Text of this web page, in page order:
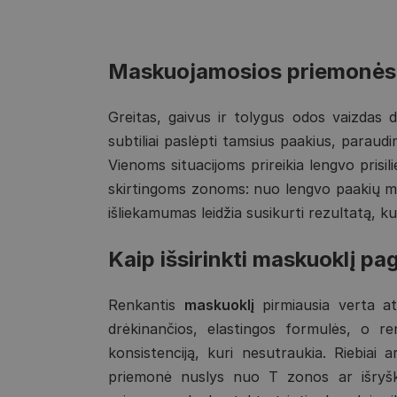
Maskuojamosios
Greitas, gaivus ir tolygus odos vaizdas
subtiliai paslėpti tamsius paakius,
Vienoms situacijoms prireikia lengvo
skirtingoms zonoms: nuo lengvo paakių
išliekamumas leidžia susikurti rezultatą,
Kaip išsirinkti maskuoklį
Renkantis maskuoklį pirmiausia verta
drėkinančios, elastingos formulės, o
konsistenciją, kuri nesutraukia. Riebiai
priemonė nuslys nuo T zonos ar